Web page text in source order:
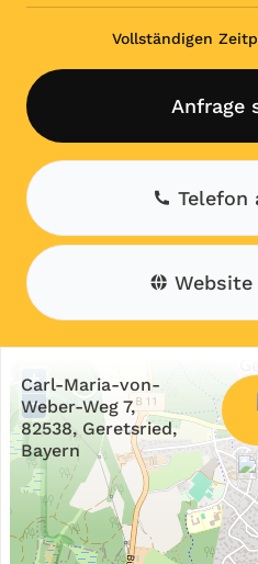
Vollständigen
Anfrage
Telefon
Website
+
−
Carl-Maria-von-
Weber-Weg 7,
82538, Geretsried,
Bayern